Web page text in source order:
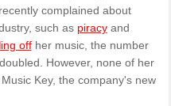
complained about
such as piracyand
offher music, the number
However, none of her
Key, the company's new